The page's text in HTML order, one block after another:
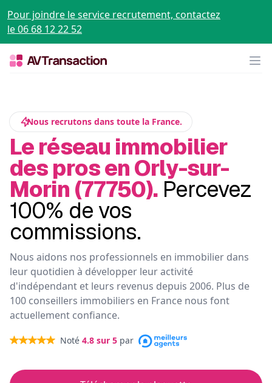
Pour joindre le service recrutement, contactez
le 06 68 12 22 52
Nous recrutons dans toute la France.
Le réseau immobilier
des pros en Orly-sur-
Morin (77750). Percevez
100% de vos
commissions.
Nous aidons nos professionnels en immobilier dans
leur quotidien à développer leur activité
d'indépendant et leurs revenus depuis 2006. Plus de
100 conseillers immobiliers en France nous font
actuellement confiance.
Noté 4.8 sur 5 par